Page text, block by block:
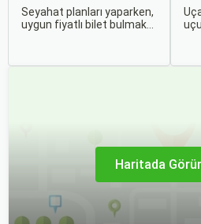
Otobüs Bileti Satın
Alma İpuçları
Seyahat planları yaparken,
uygun fiyatlı bilet bulmak
yaşamanızı sağlar.
Haritada